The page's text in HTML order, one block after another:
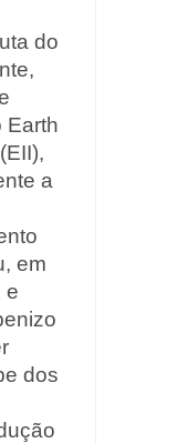
do
Earth
a
em
e
dos